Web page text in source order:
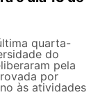
quarta-
do
pela
por
às atividades